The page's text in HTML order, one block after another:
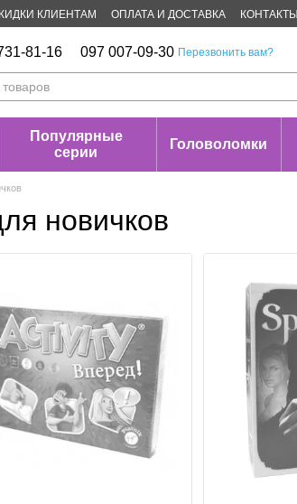
КЛИЕНТАМ ОПЛАТА И ДОСТАВКА КОНТАКТЫ
81-16 097 007-09-30 Перезвонить вам?
Популярные
серии
Головоломки
новичков